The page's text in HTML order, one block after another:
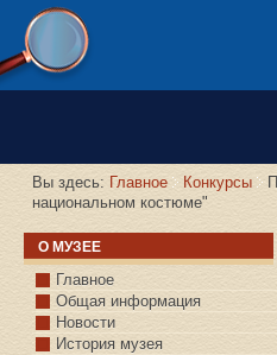
Версия сайта для
Вы здесь: Главное Конкурсы
национальном костюме"
О МУЗЕЕ
Главное
Общая информация
Новости
История музея